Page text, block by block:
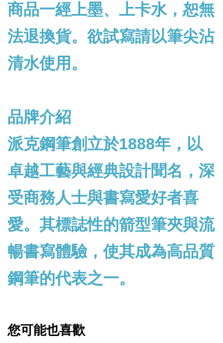
商品一經上墨、上卡水，恕無
法退換貨。欲試寫請以筆尖沾
清水使用。
品牌介紹
派克鋼筆創立於1888年，以
卓越工藝與經典設計聞名，深
受商務人士與書寫愛好者喜
愛。其標誌性的箭型筆夾與流
暢書寫體驗，使其成為高品質
鋼筆的代表之一。
您可能也喜歡